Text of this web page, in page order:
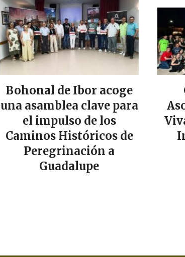
Bohonal de Ibor acoge
una asamblea clave para
el impulso de los
Caminos Históricos de
Peregrinación a
Guadalupe